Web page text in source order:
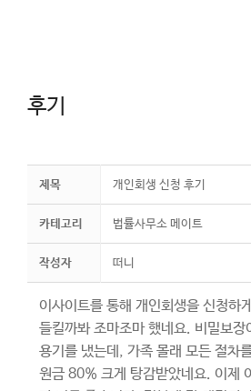
후기
제목 개인회생 신청 후기
카테고리 법률사무소 메이트
작성자 떠니
이사이트를 통해 개인회생을 신청하
들킬까봐 조마조마 했네요. 비밀보장
용기를 냈는데, 가족 몰래 모든 절차
원금 80% 크게 탕감받았네요. 이제